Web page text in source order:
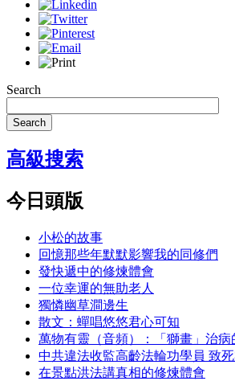
Search
Search
高級搜索
今日頭版
小松的故事
回憶那些年默默影響我的同修們
發快遞中的修煉體會
一位幸運的無助老人
獨憐幽草澗邊生
散文：蟬唱悠悠君心可知
萬物有靈（音頻）：「獅畫」治病
中共違法收監高齡法輪功學員 致
在景點洪法講真相的修煉體會